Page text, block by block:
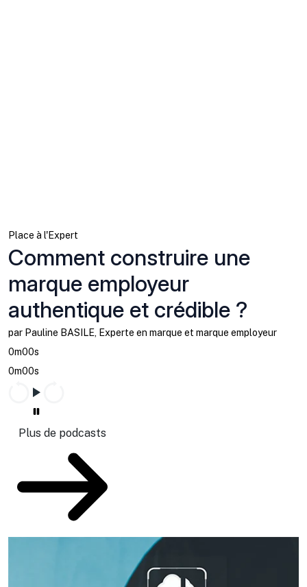
Place à l'Expert
Comment construire une
marque employeur
authentique et crédible ?
par Pauline BASILE, Experte en marque et marque employeur
0m00s
0m00s
Plus de podcasts